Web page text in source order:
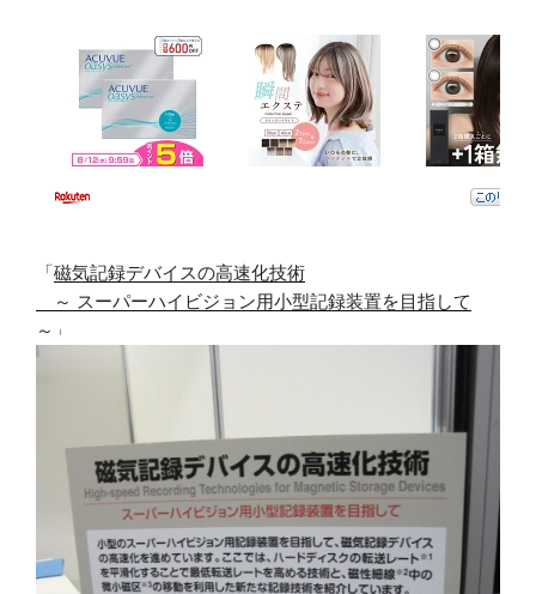
「磁気記録デバイスの高速化技術
～ スーパーハイビジョン用小型記録装置を目指して
～ 」